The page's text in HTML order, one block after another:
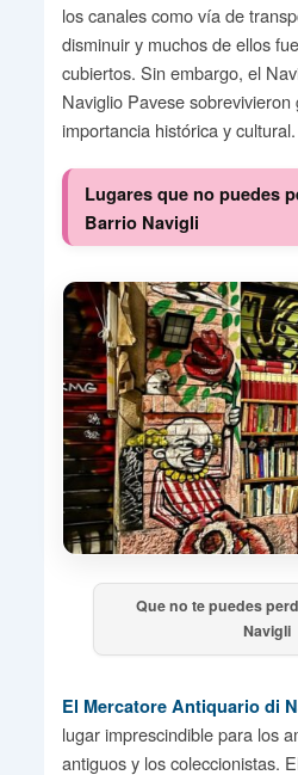
los canales como vía de
disminuir y muchos de ellos
cubiertos. Sin embargo, el
Naviglio Pavese sobrevivieron
importancia histórica y cultural.
Lugares que no puedes
Barrio Navigli
Que no te puedes
Navigli
El Mercatore Antiquario di
lugar imprescindible para los
antiguos y los coleccionistas.